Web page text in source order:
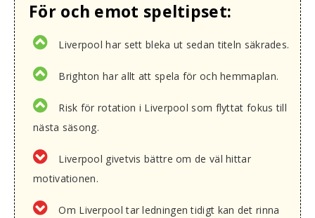
För och emot speltipset:
Liverpool har sett bleka ut sedan titeln säkrades.
Brighton har allt att spela för och hemmaplan.
Risk för rotation i Liverpool som flyttat fokus till
nästa säsong.
Liverpool givetvis bättre om de väl hittar
motivationen.
Om Liverpool tar ledningen tidigt kan det rinna